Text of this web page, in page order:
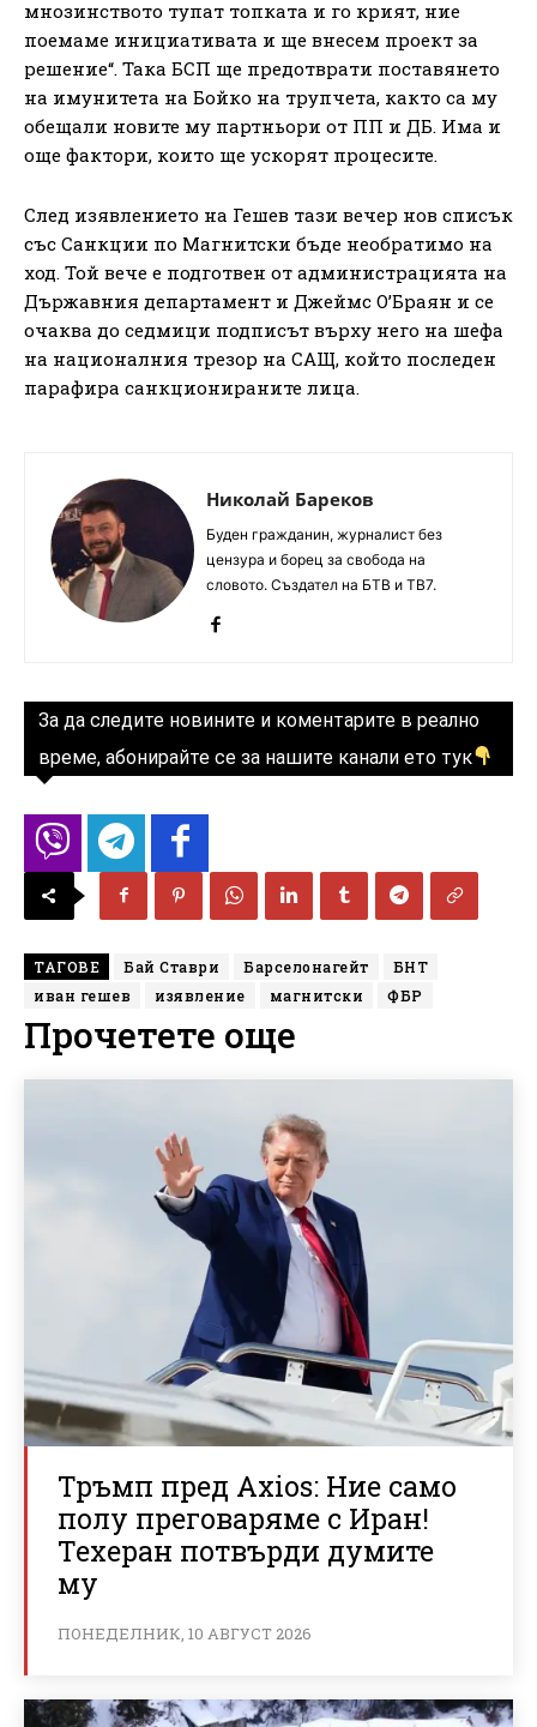
мнозинството тупат топката и го крият, ние
поемаме инициативата и ще внесем проект за
решение“. Така БСП ще предотврати поставянето
на имунитета на Бойко на трупчета, както са му
обещали новите му партньори от ПП и ДБ. Има и
още фактори, които ще ускорят процесите.
След изявлението на Гешев тази вечер нов списък
със Санкции по Магнитски бъде необратимо на
ход. Той вече е подготвен от администрацията на
Държавния департамент и Джеймс О’Браян и се
очаква до седмици подписът върху него на шефа
на националния трезор на САЩ, който последен
парафира санкционираните лица.
Николай Бареков
Буден гражданин, журналист без
цензура и борец за свобода на
словото. Създател на БТВ и ТВ7.
За да следите новините и коментарите в реално
време, абонирайте се за нашите канали ето тук
ТАГОВЕ Бай Ставри Барселонагейт
БНТ
иван гешев
изявление магнитски ФБР
Прочетете още
Тръмп пред Axios: Ние само
полу преговаряме с Иран!
Техеран потвърди думите
му
ПОНЕДЕЛНИК, 10 АВГУСТ 2026